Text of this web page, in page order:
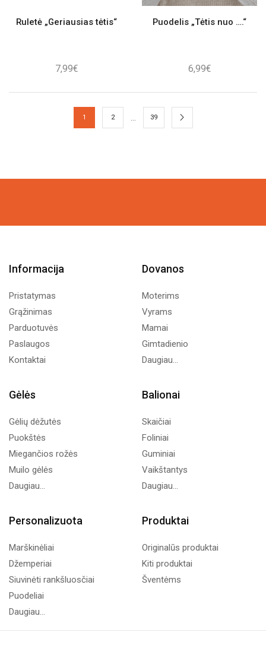
Ruletė „Geriausias tėtis“
7,99€
Puodelis „Tėtis nuo ….“
6,99€
1 2 … 39
Informacija
Pristatymas
Grąžinimas
Parduotuvės
Paslaugos
Kontaktai
Dovanos
Moterims
Vyrams
Mamai
Gimtadienio
Daugiau...
Gėlės
Gėlių dėžutės
Puokštės
Miegančios rožės
Muilo gėlės
Daugiau...
Balionai
Skaičiai
Foliniai
Guminiai
Vaikštantys
Daugiau...
Personalizuota
Marškinėliai
Džemperiai
Siuvinėti rankšluosčiai
Puodeliai
Daugiau...
Produktai
Originalūs produktai
Kiti produktai
Šventėms